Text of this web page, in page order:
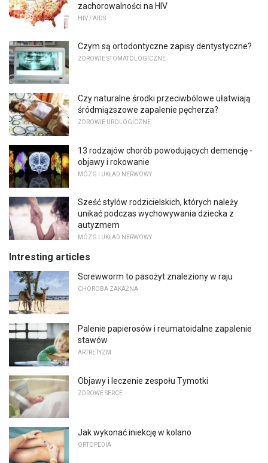
zachorowalności na HIV
HIV / AIDS
Czym są ortodontyczne zapisy dentystyczne?
ZDROWIE STOMATOLOGICZNE
Czy naturalne środki przeciwbólowe ułatwiają
śródmiąższowe zapalenie pęcherza?
ZDROWIE UROLOGICZNE
13 rodzajów chorób powodujących demencję -
objawy i rokowanie
MÓZG I UKŁAD NERWOWY
Sześć stylów rodzicielskich, których należy
unikać podczas wychowywania dziecka z
autyzmem
MÓZG I UKŁAD NERWOWY
Intresting articles
Screwworm to pasożyt znaleziony w raju
CHOROBA ZAKAŹNA
Palenie papierosów i reumatoidalne zapalenie
stawów
ARTRETYZM
Objawy i leczenie zespołu Tymotki
ZDROWE SERCE
Jak wykonać iniekcję w kolano
ORTOPEDIA